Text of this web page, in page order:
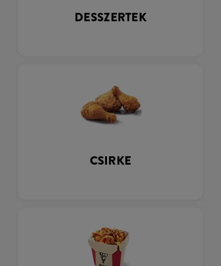
DESSZERTEK
CSIRKE